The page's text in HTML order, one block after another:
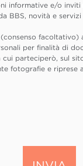
informative e/o
BBS, novità e
facoltativo)
per finalità di
cui parteciperò, sul
fotografie e riprese